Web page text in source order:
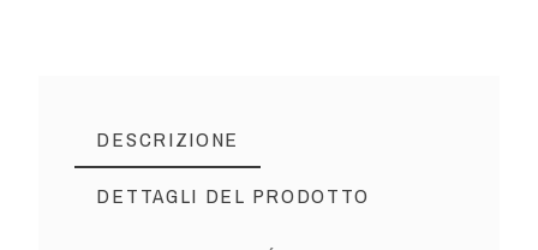
DESCRIZIONE
DETTAGLI DEL PRODOTTO